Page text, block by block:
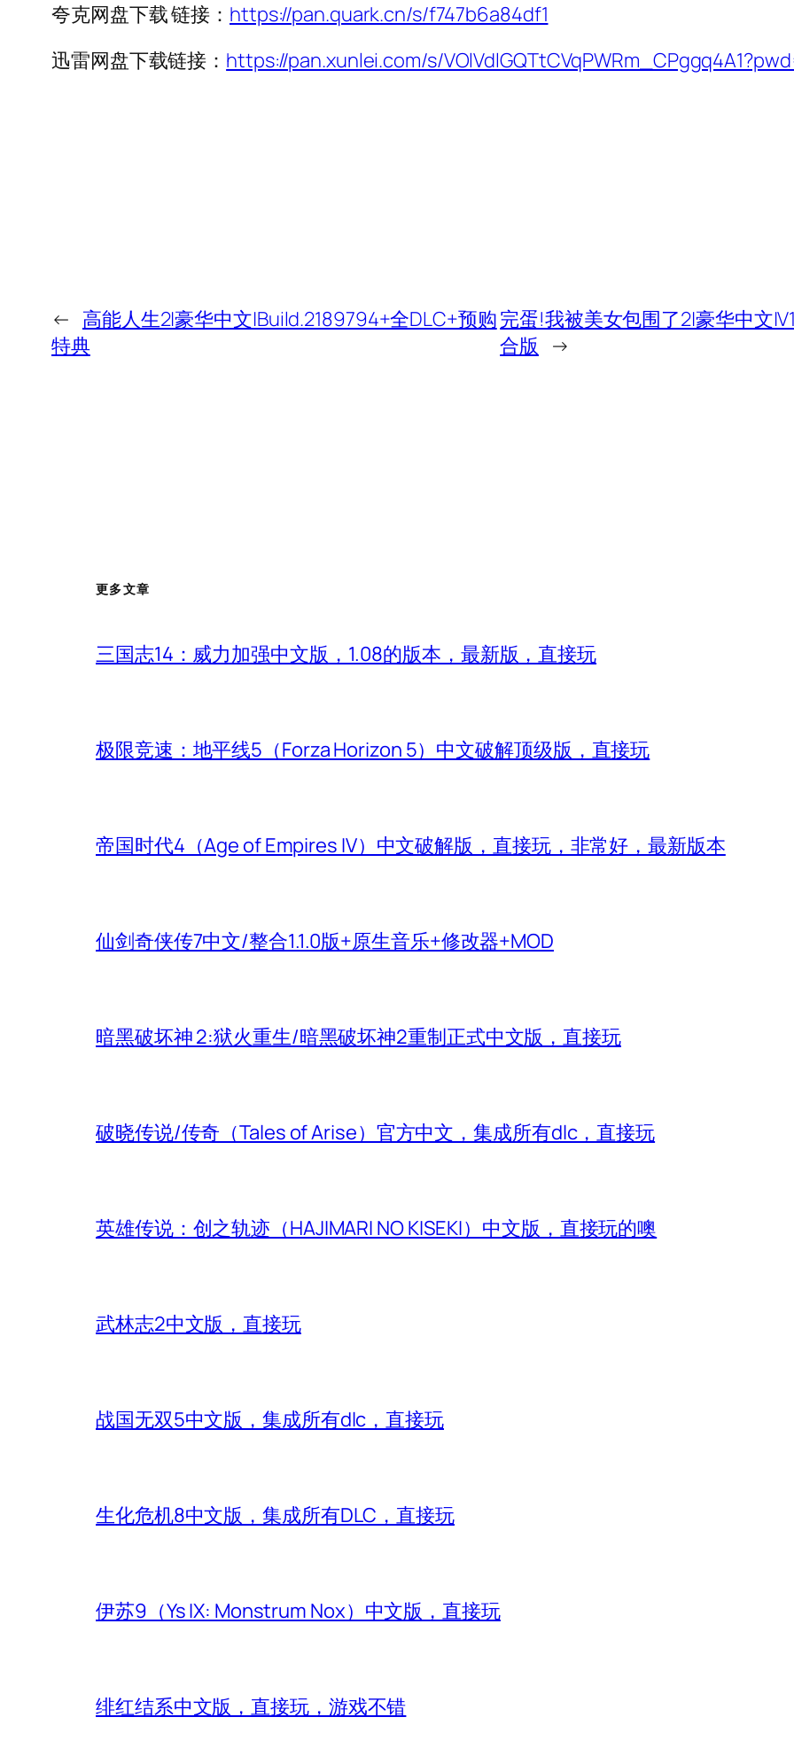
夸克网盘下载 链接： https://pan.quark.cn/s/f747b6a84df1
迅雷网盘下载链接： https://pan.xunlei.com/s/
← 高能人生2|豪华中文|Build.2189794+全DLC+预购
特典
完蛋!我被美女包围了2|豪华中文
合版 →
更多文章
三国志14：威力加强中文版，1.08的版本，最新版，直接玩
极限竞速：地平线5（Forza Horizon 5）中文破解顶级版，直接玩
帝国时代4（Age of Empires IV）中文破解版，直接玩，非常好，最新版本
仙剑奇侠传7中文/整合1.1.0版+原生音乐+修改器+MOD
暗黑破坏神 2:狱火重生/暗黑破坏神2重制正式中文版，直接玩
破晓传说/传奇（Tales of Arise）官方中文，集成所有dlc，直接玩
英雄传说：创之轨迹（HAJIMARI NO KISEKI）中文版，直接玩的噢
武林志2中文版，直接玩
战国无双5中文版，集成所有dlc，直接玩
生化危机8中文版，集成所有DLC，直接玩
伊苏9（Ys IX: Monstrum Nox）中文版，直接玩
绯红结系中文版，直接玩，游戏不错